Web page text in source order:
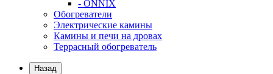
- ONNIX
Обогреватели
Электрические камины
Камины и печи на дровах
Террасный обогреватель
Назад